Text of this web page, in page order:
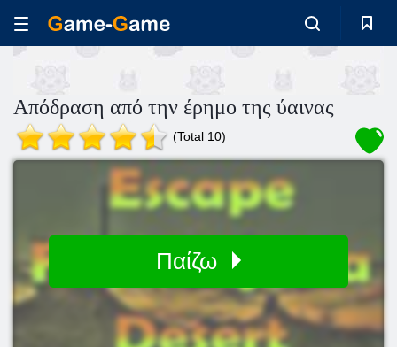
Απόδραση από την έρημο της ύαινας
(Total 10)
Παίζω